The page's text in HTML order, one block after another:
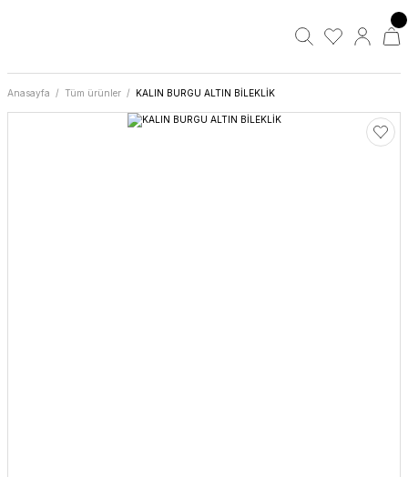
Anasayfa Tüm ürünler KALIN BURGU ALTIN BİLEKLİK